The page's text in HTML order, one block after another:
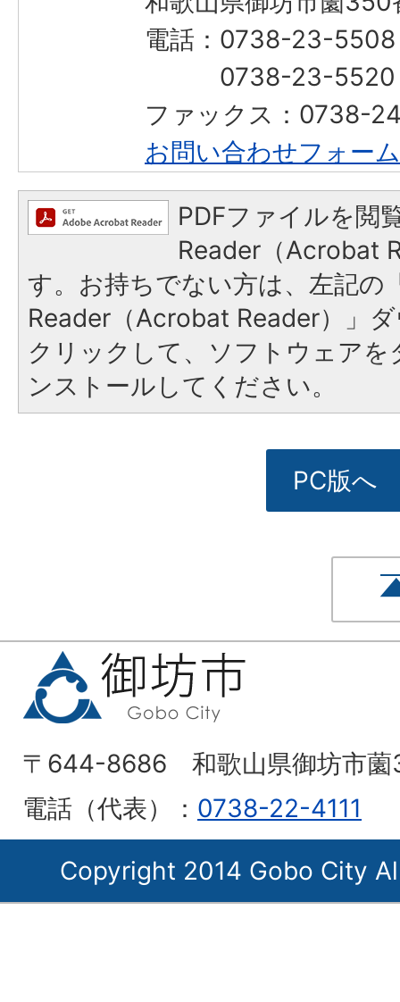
電話：0738-23-5508
0738-23-5520（
ファックス：0738-
お問い合わせフォーム
PDFファイルを閲
Reader（Acrobat
す。お持ちでない方は、左記の
Reader（Acrobat Reader）」
クリックして、ソフトウェア
ンストールしてください。
PC版へ
〒644-8686 和歌山県御坊市薗
電話（代表）： 0738-22-4111
Copyright 2014 Gobo City